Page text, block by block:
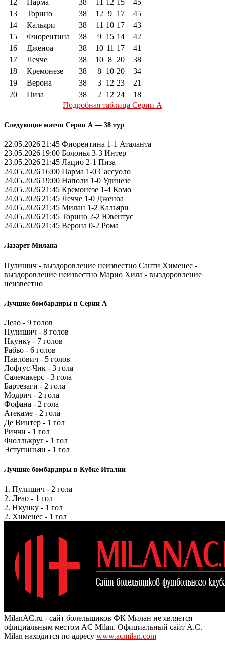
13
Торино 38 12 9 17
45
14
Кальяри 38 11 10 17
43
15
Фиорентина 38 9 15 14
42
16
Дженоа 38 10 11 17
41
17
Лечче 38 10 8 20
38
18
Кремонезе 38 8 10 20
34
19
Верона 38 3 12 23
21
20
Пиза 38 2 12 24
18
Подробная таблица Серии А
Следующие матчи Серии А — 38 тур
22.05.2026|21:45 Фиорентина 1-1 Аталанта
23.05.2026|19:00 Болонья 3-3 Интер
23.05.2026|21:45 Лацио 2-1 Пиза
24.05.2026|16:00 Парма 1-0 Сассуоло
24.05.2026|19:00 Наполи 1-0 Удинезе
24.05.2026|21:45 Кремонезе 1-4 Комо
24.05.2026|21:45 Лечче 1-0 Дженоа
24.05.2026|21:45 Милан 1-2 Кальяри
24.05.2026|21:45 Торино 2-2 Ювентус
24.05.2026|21:45 Верона 0-2 Рома
Лазарет Милана
Пулишич - выздоровление неизвестно Санти Хименес -
выздоровление неизвестно Марио Хила - выздоровление
неизвестно
Лучшие бомбардиры в Серии А
Леао - 9 голов
Пулишич - 8 голов
Нкунку - 7 голов
Рабьо - 6 голов
Павлович - 5 голов
Лофтус-Чик - 3 гола
Салемакерс - 3 гола
Бартезаги - 2 гола
Модрич - 2 гола
Фофана - 2 гола
Атекаме - 2 гола
Де Винтер - 1 гол
Риччи - 1 гол
Фюллькруг - 1 гол
Эступиньян - 1 гол
Лучшие бомбардиры в Кубке Италии
1. Пулишич - 2 гола
2. Леао - 1 гол
2. Нкунку - 1 гол
2. Хименес - 1 гол
MilanAC.ru - сайт болельщиков ФК Милан не является
официальным местом AC Milan. Официальный сайт A.C.
Milan находится по адресу www.acmilan.com